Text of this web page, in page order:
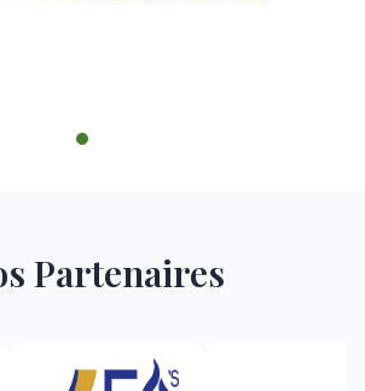
Partenaires